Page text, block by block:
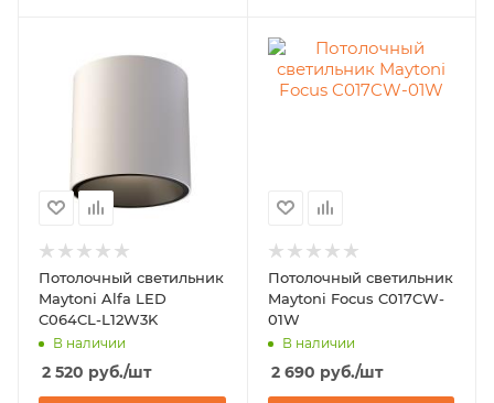
Потолочный светильник
Maytoni Alfa LED
C064CL-L12W3K
В наличии
2 520 руб./шт
Потолочный светильник
Maytoni Focus C017CW-
01W
В наличии
2 690 руб./шт